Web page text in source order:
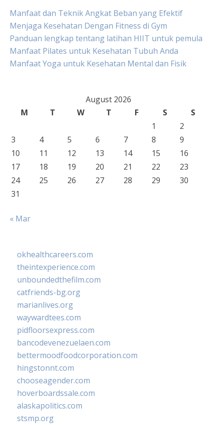
Manfaat dan Teknik Angkat Beban yang Efektif
Menjaga Kesehatan Dengan Fitness di Gym
Panduan lengkap tentang latihan HIIT untuk pemula
Manfaat Pilates untuk Kesehatan Tubuh Anda
Manfaat Yoga untuk Kesehatan Mental dan Fisik
August 2026
M
T W T F S
S
1
2
3
4 5 6 7 8
9
10
11 12 13 14 15
16
17
18 19 20 21 22
23
24
25 26 27 28 29
30
31
« Mar
okhealthcareers.com
theintexperience.com
unboundedthefilm.com
catfriends-bg.org
marianlives.org
waywardtees.com
pidfloorsexpress.com
bancodevenezuelaen.com
bettermoodfoodcorporation.com
hingstonnt.com
chooseagender.com
hoverboardssale.com
alaskapolitics.com
stsmp.org